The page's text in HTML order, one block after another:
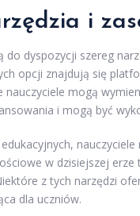
i
do dyspozycji szereg
opcji znajdują się
nauczyciele mogą
i mogą być
w dzisiejszej
z tych narzędzi
dla uczniów.